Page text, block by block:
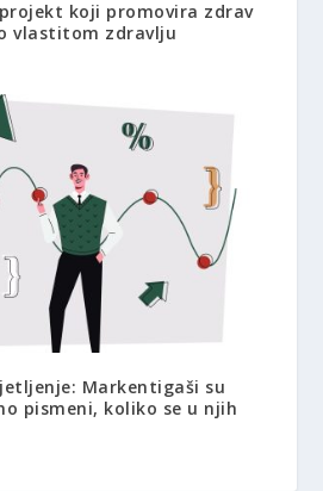
koji promovira zdrav
vlastitom zdravlju
Markentigaši su
pismeni, koliko se u njih